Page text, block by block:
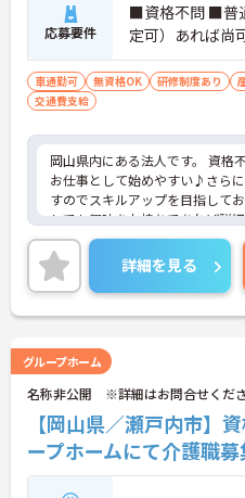
応募要件
■資格不問 ■普
定可）あれば尚
車通勤可 無資格OK 研修制度あり
交通費支給
岡山県内にある法人です。 資格
お仕事として始めやすい♪さら
すのでスキルアップを目指して
しでも興味をお持ちであれば詳
ので気軽にご連絡ください。
詳細を見る
グループホーム
名称非公開 ※詳細はお問合せくだ
【岡山県／瀬戸内市
ープホームにて介護職